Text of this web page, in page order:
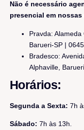
Não é necessário
presencial em
Pravda:
Barueri-SP |
Bradesco:
Alphaville,
Horários:
Segunda a Sexta: 7h
Sábado: 7h às 13h.